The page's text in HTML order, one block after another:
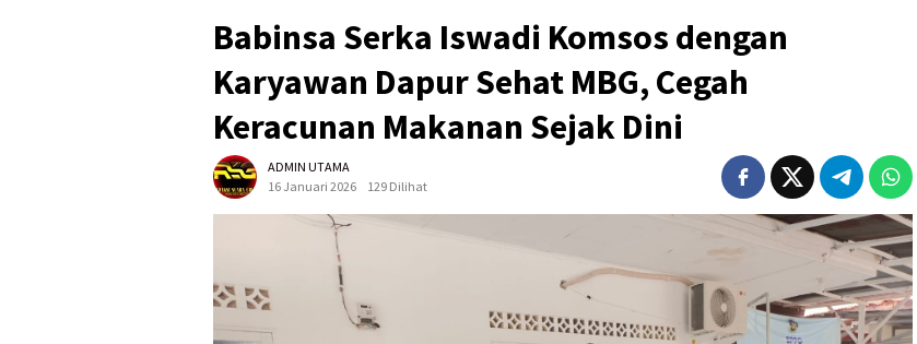
Babinsa Serka Iswadi Komsos dengan
Karyawan Dapur Sehat MBG, Cegah
Keracunan Makanan Sejak Dini
ADMIN UTAMA
16 Januari 2026
129 Dilihat